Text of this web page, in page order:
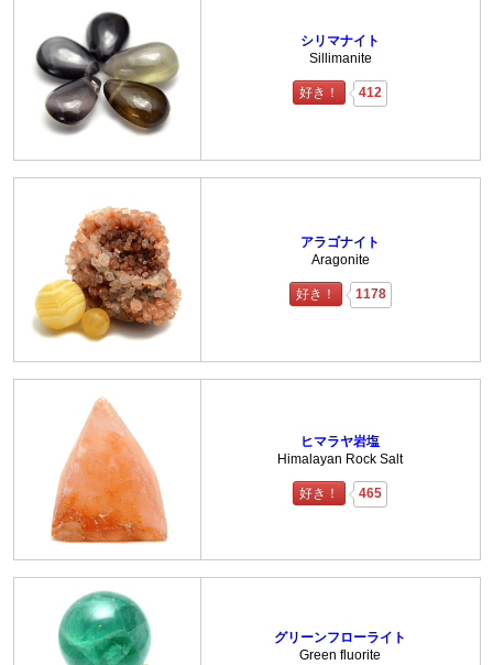
シリマナイト
Sillimanite
好き！ 412
アラゴナイト
Aragonite
好き！ 1178
ヒマラヤ岩塩
Himalayan Rock Salt
好き！ 465
グリーンフローライト
Green fluorite